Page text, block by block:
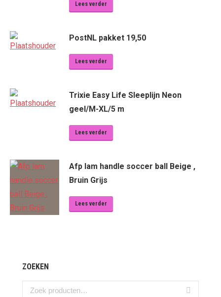
Lees verder
PostNL pakket 19,50
Lees verder
Trixie Easy Life Sleeplijn Neon
geel/M-XL/5 m
Lees verder
Afp lam handle soccer ball Beige ,
Bruin Grijs
Lees verder
ZOEKEN